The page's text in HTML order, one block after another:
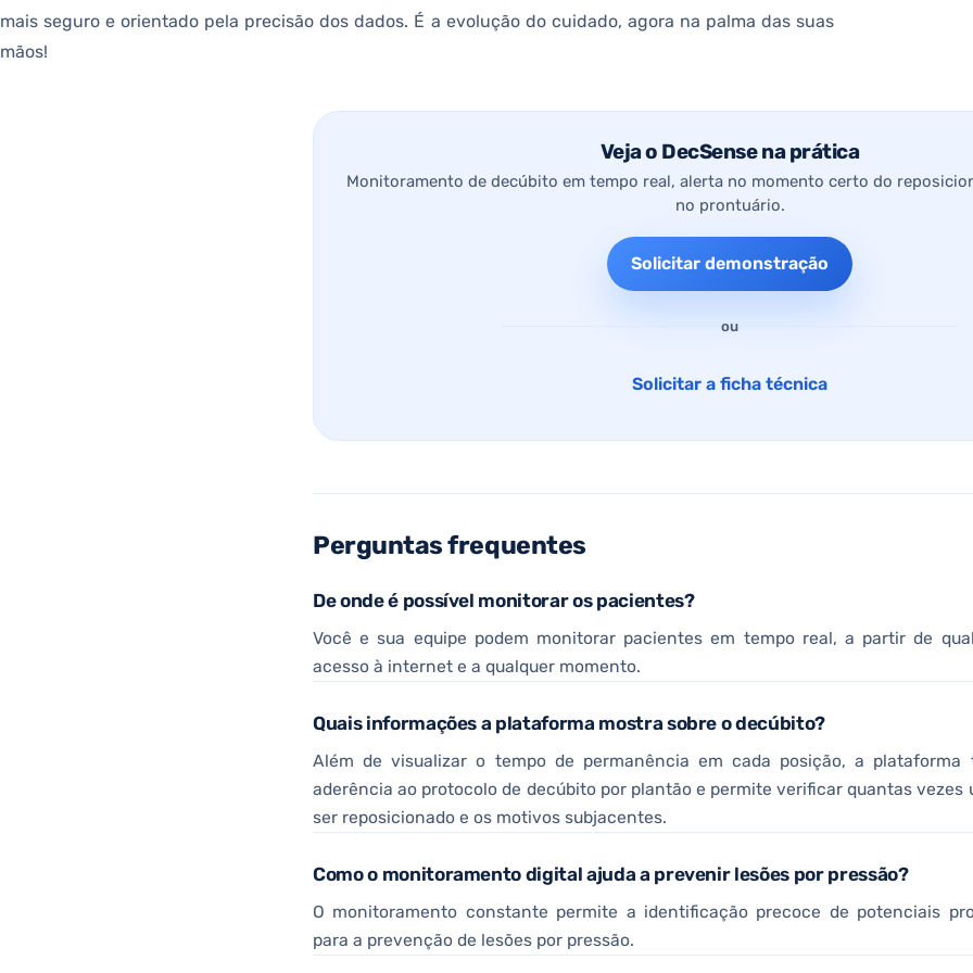
mais seguro e orientado pela precisão dos dados. É a evolução do cuidado, agora na palma das suas
mãos!
Veja o DecSense na prática
Monitoramento de decúbito em tempo real, alerta no momento certo do
no prontuário.
Solicitar demonstração
ou
Solicitar a ficha técnica
Perguntas frequentes
De onde é possível monitorar os pacientes?
Você e sua equipe podem monitorar pacientes em tempo real, a partir de
acesso à internet e a qualquer momento.
Quais informações a plataforma mostra sobre o decúbito?
Além de visualizar o tempo de permanência em cada posição, a plataforma
aderência ao protocolo de decúbito por plantão e permite verificar quantas vezes
ser reposicionado e os motivos subjacentes.
Como o monitoramento digital ajuda a prevenir lesões por pressão?
O monitoramento constante permite a identificação precoce de potenciais
para a prevenção de lesões por pressão.